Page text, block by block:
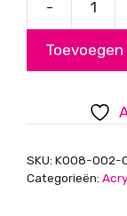
-
SKU: K008-002-
Categorieën: